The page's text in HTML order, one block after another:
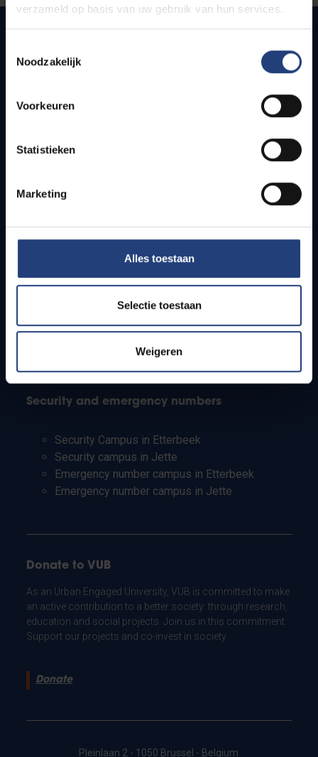
verzameld op basis van uw gebruik van hun services.
Noodzakelijk
Voorkeuren
Statistieken
Marketing
Alles toestaan
Selectie toestaan
Weigeren
Quick links
How to get to the VUB campuses
Students
PhD students
Teachers and secondary schools
Working students
Security and emergency numbers
Security Campus in Etterbeek
Security campus in Jette
Emergency number campus in Etterbeek
Emergency number campus in Jette
Donate to VUB
As an Urban Engaged University, VUB is committed to make
an active contribution to a better society: through research,
education and social projects. Join us in this commitment.
Support our projects and co-invest in society.
Donate
Pleinlaan 2 - 1050 Brussel - Belgium